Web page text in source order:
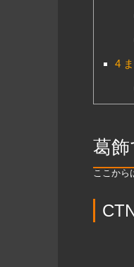
4
葛
ここから